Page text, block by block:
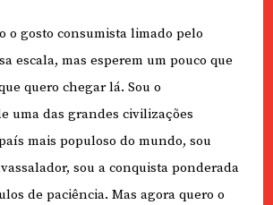
o gosto consumista limado pelo
escala, mas esperem um pouco que
quero chegar lá. Sou o
uma das grandes civilizações
mais populoso do mundo, sou
sou a conquista ponderada
de paciência. Mas agora quero o